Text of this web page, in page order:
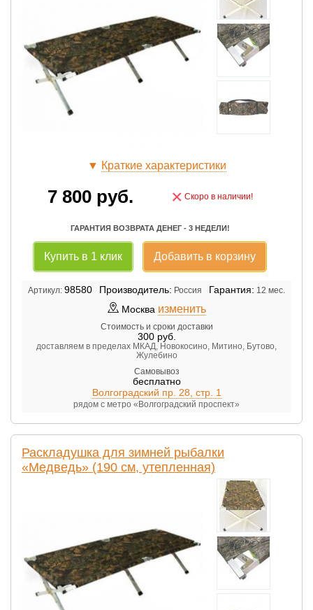
▼ Краткие характеристики
7 800 руб. × Скоро в наличии!
ГАРАНТИЯ ВОЗВРАТА ДЕНЕГ - 3 НЕДЕЛИ!
Купить в 1 клик Добавить в корзину
Артикул: 98580 Производитель: Россия Гарантия: 12 мес.
Москва изменить
Стоимость и сроки доставки
300руб.
доставляем в пределах МКАД, Новокосино, Митино, Бутово,
Жулебино
Самовывоз
бесплатно
Волгоградский пр. 28, стр. 1
рядом с метро «Волгоградский проспект»
Раскладушка для зимней рыбалки
«Медведь» (190 см, утепленная)